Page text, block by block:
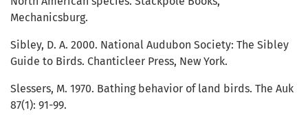
Mechanicsburg.
Sibley, D. A. 2000. National Audubon Society: The Sibley
Guide to Birds. Chanticleer Press, New York.
Slessers, M. 1970. Bathing behavior of land birds. The Auk
87(1): 91-99.